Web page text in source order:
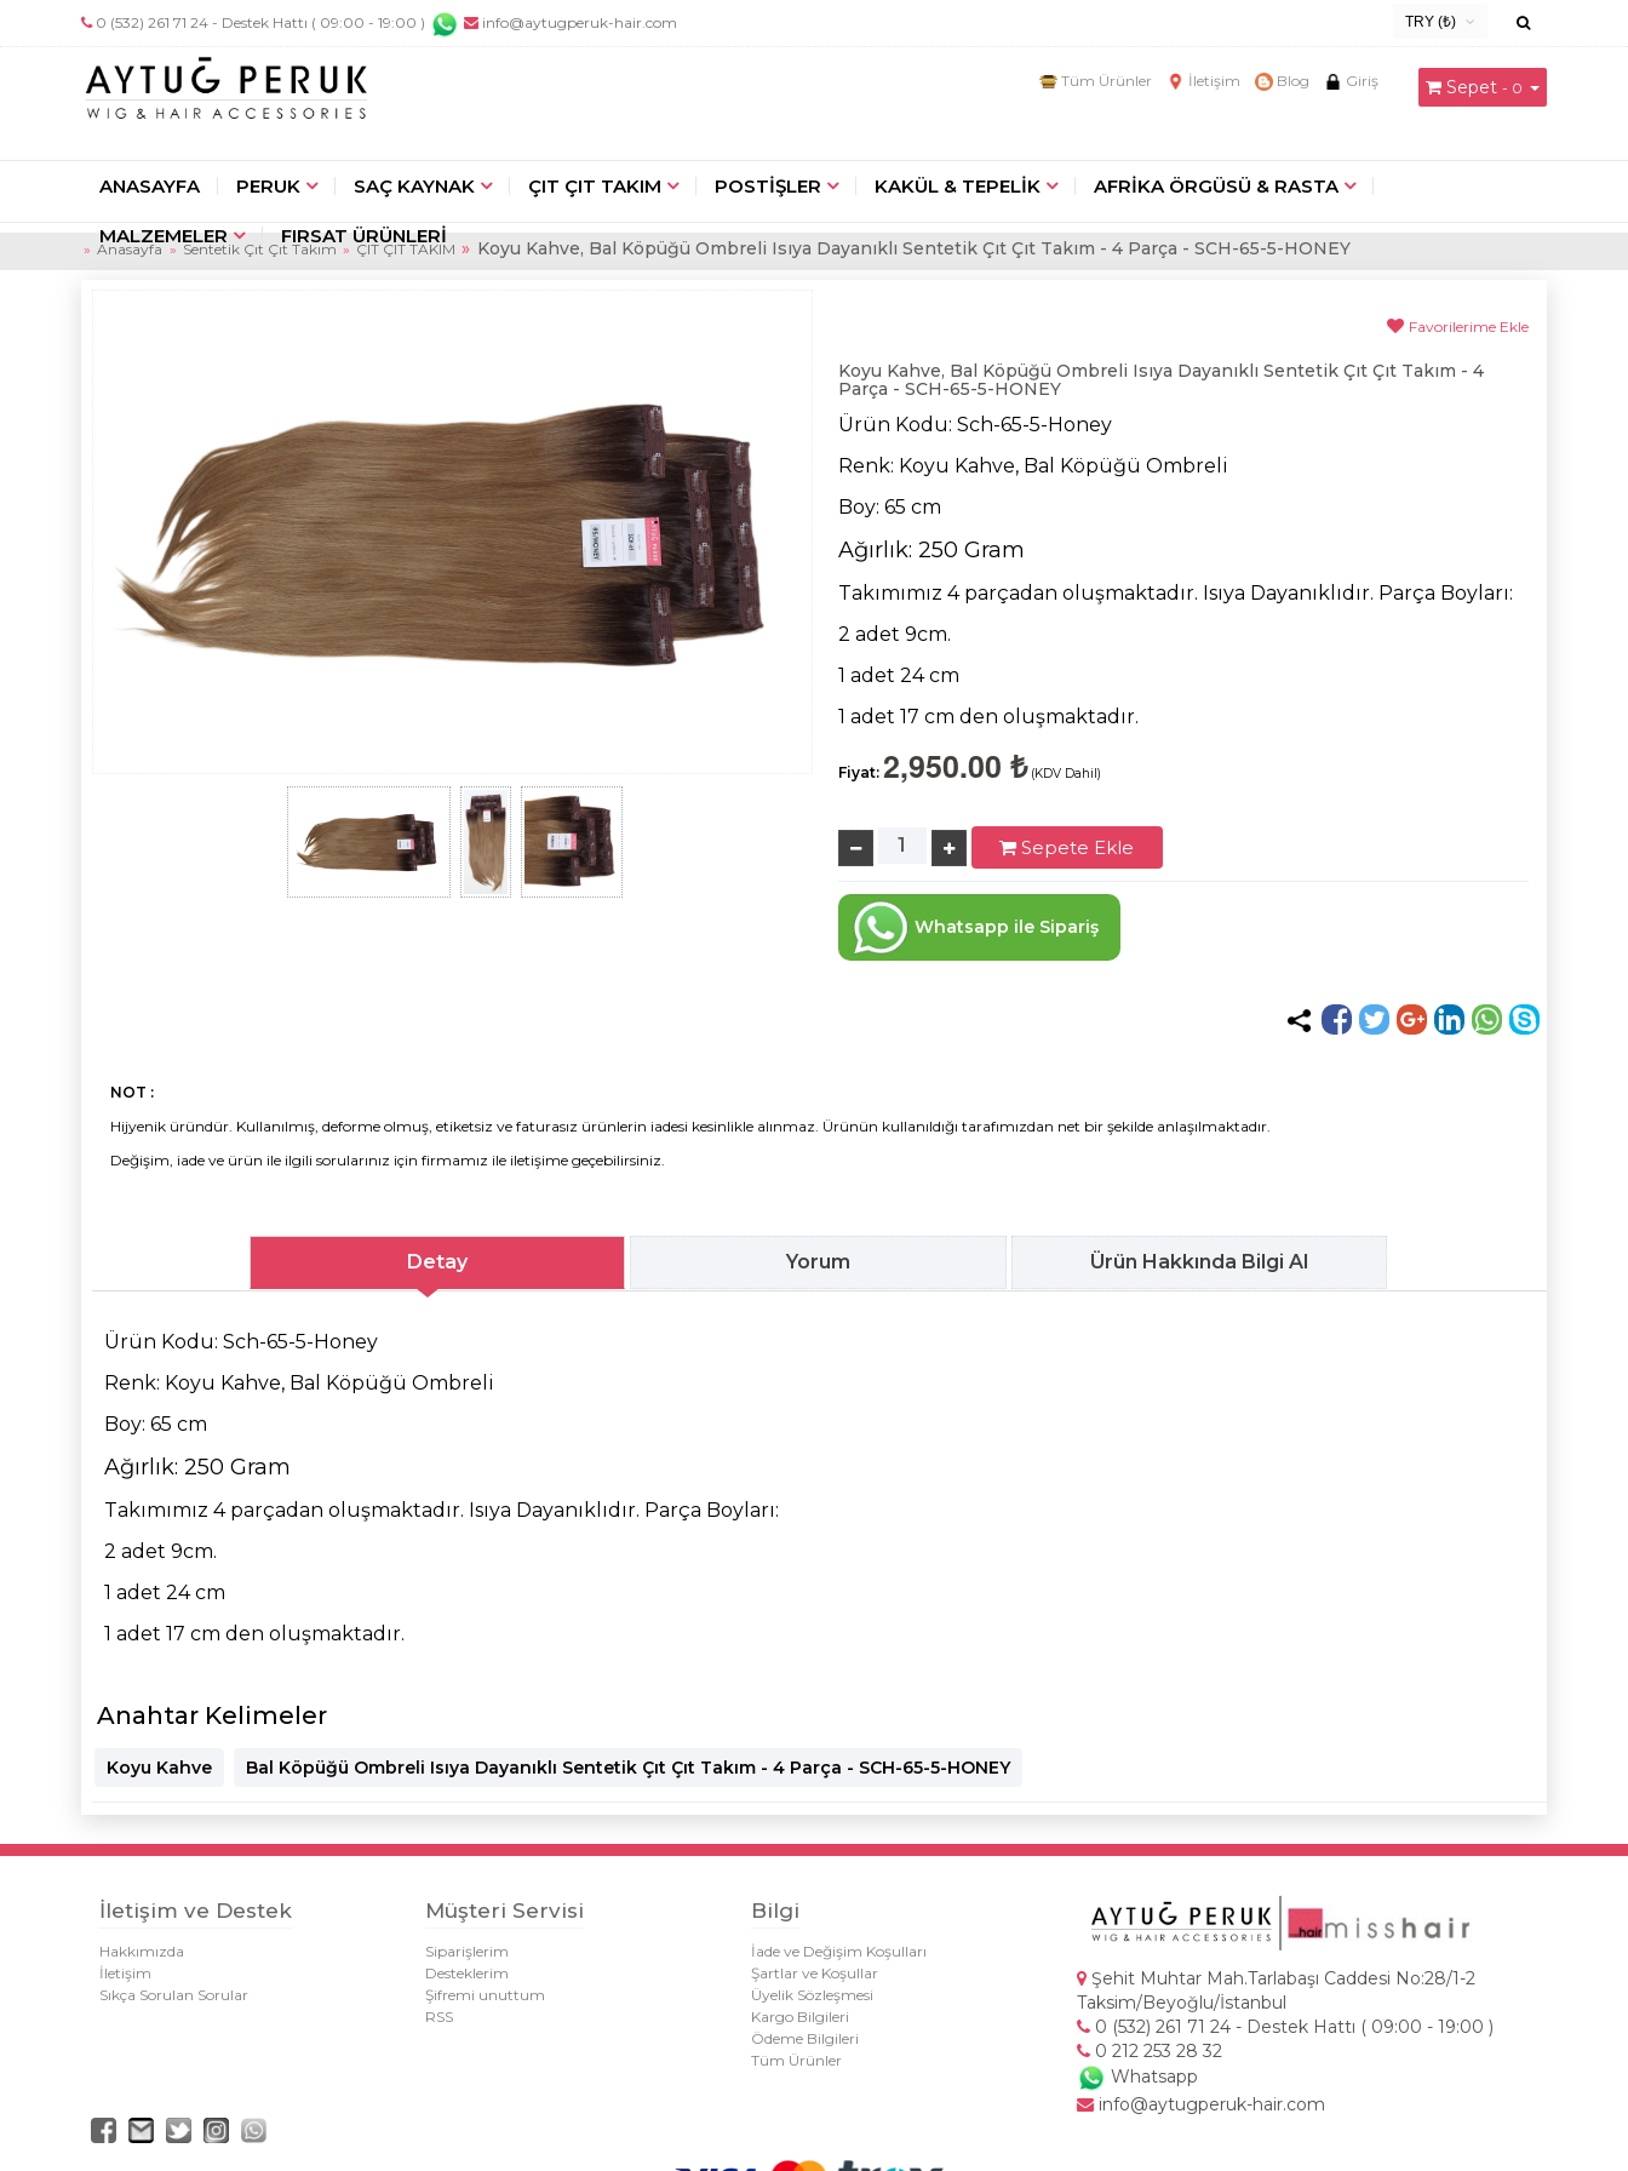
0 (532) 261 71 24 - Destek Hattı ( 09:00 - 19:00 ) info@aytugperuk-hair.com TRY (₺)
EUR (€)Sepet - 0
Tüm Ürünler İletişim Blog Giriş
ANASAYFA PERUK SAÇ KAYNAK ÇIT ÇIT TAKIM POSTİŞLER KAKÜL & TEPELİK AFRİKA ÖRGÜSÜ & RASTA
MALZEMELER FIRSAT ÜRÜNLERİ
Anasayfa Sentetik Çıt Çıt Takım ÇIT ÇIT TAKIM Koyu Kahve, Bal Köpüğü Ombreli Isıya Dayanıklı Sentetik Çıt Çıt Takım - 4 Parça - SCH-65-5-HONEY
Favorilerime Ekle
Koyu Kahve, Bal Köpüğü Ombreli Isıya Dayanıklı Sentetik Çıt Çıt Takım - 4
Parça - SCH-65-5-HONEY
Ürün Kodu: Sch-65-5-Honey
Renk: Koyu Kahve, Bal Köpüğü Ombreli
Boy: 65 cm
Ağırlık: 250 Gram
Takımımız 4 parçadan oluşmaktadır. Isıya Dayanıklıdır. Parça Boyları:
2 adet 9cm.
1 adet 24 cm
1 adet 17 cm den oluşmaktadır.
Fiyat: 2,950.00 ₺ (KDV Dahil)
Sepete Ekle
Whatsapp ile Sipariş
NOT :
Hijyenik üründür. Kullanılmış, deforme olmuş, etiketsiz ve faturasız ürünlerin iadesi kesinlikle alınmaz. Ürünün kullanıldığı tarafımızdan net bir şekilde anlaşılmaktadır.
Değişim, iade ve ürün ile ilgili sorularınız için firmamız ile iletişime geçebilirsiniz.
Detay Yorum Ürün Hakkında Bilgi Al
Ürün Kodu: Sch-65-5-Honey
Renk: Koyu Kahve, Bal Köpüğü Ombreli
Boy: 65 cm
Ağırlık: 250 Gram
Takımımız 4 parçadan oluşmaktadır. Isıya Dayanıklıdır. Parça Boyları:
2 adet 9cm.
1 adet 24 cm
1 adet 17 cm den oluşmaktadır.
Anahtar Kelimeler
Koyu Kahve Bal Köpüğü Ombreli Isıya Dayanıklı Sentetik Çıt Çıt Takım - 4 Parça - SCH-65-5-HONEY
İletişim ve Destek
Hakkımızda
İletişim
Sıkça Sorulan Sorular
Müşteri Servisi
Siparişlerim
Desteklerim
Şifremi unuttum
RSS
Bilgi
İade ve Değişim Koşulları
Şartlar ve Koşullar
Üyelik Sözleşmesi
Kargo Bilgileri
Ödeme Bilgileri
Tüm Ürünler
Şehit Muhtar Mah.Tarlabaşı Caddesi No:28/1-2
Taksim/Beyoğlu/İstanbul
0 (532) 261 71 24 - Destek Hattı ( 09:00 - 19:00 )
0 212 253 28 32
Whatsapp
info@aytugperuk-hair.com